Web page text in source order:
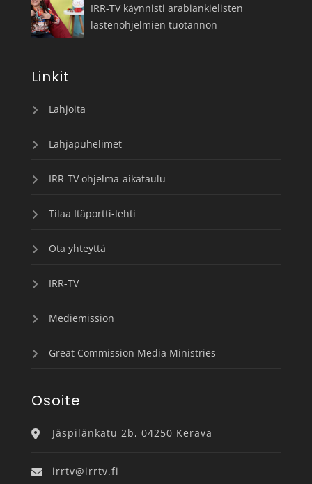
IRR-TV käynnisti arabiankielisten
lastenohjelmien tuotannon
Linkit
Lahjoita
Lahjapuhelimet
IRR-TV ohjelma-aikataulu
Tilaa Itäportti-lehti
Ota yhteyttä
IRR-TV
Mediemission
Great Commission Media Ministries
Osoite
Jäspilänkatu 2b, 04250 Kerava
irrtv@irrtv.fi